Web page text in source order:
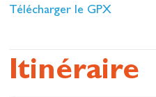
Télécharger le GPX
Itinéraire